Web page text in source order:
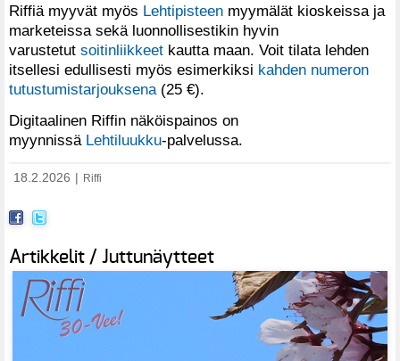
Riffiä myyvät myös Lehtipisteen myymälät kioskeissa ja
marketeissa sekä luonnollisestikin hyvin
varustetut soitinliikkeet kautta maan. Voit tilata lehden
itsellesi edullisesti myös esimerkiksi kahden numeron
tutustumistarjouksena (25 €).
Digitaalinen Riffin näköispainos on
myynnissä Lehtiluukku-palvelussa.
18.2.2026 Riffi
Artikkelit / Juttunäytteet